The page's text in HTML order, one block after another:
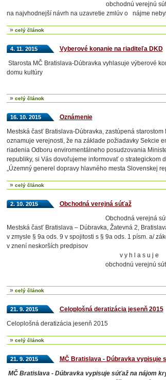
obchodnú verejnú
na najvhodnejší návrh na uzavretie zmlúv o nájme
» celý článok
4. 11. 2015
Vyberové konanie na riaditeľa DKD
Starosta MČ Bratislava-Dúbravka vyhlasuje výberové
domu kultúry
» celý článok
16. 10. 2015
Oznámenie
Mestská časť Bratislava-Dúbravka, zastúpená
oznamuje verejnosti, že na základe požiadavky Sekcie
riadenia Odboru enviromentálneho posudzovania
republiky, si Vás dovoľujeme informovať o strategickom
„Územný generel dopravy hlavného mesta Slovenskej
» celý článok
2. 10. 2015
Obchodná verejná súťaž
Obchodná verejná
Mestská časť Bratislava – Dúbravka, Žatevná 2,
v zmysle § 9a ods. 9 v spojitosti s § 9a ods. 1 písm. a/
v znení neskorších predpisov
v y h l a s u j e
obchodnú verejnú
» celý článok
21. 9. 2015
Celoplošná deratizácia jesenň 2015
Celoplošná deratizácia jesenň 2015
» celý článok
21. 9. 2015
MČ Bratislava - Dúbravka vypisuje
MČ Bratislava - Dúbravka vypisuje súťaž na nájom